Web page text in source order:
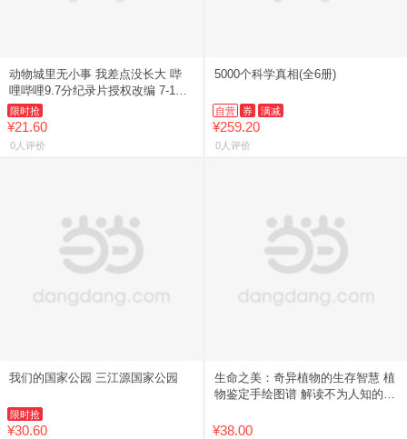
动物城里无小事 我差点没长大 哔
哩哔哩9.7分纪录片授权改编 7-12
岁儿童科普 课外阅读科学思维
限时抢
¥21.60
0人评价
5000个科学真相(全6册)
自营 券 满减
¥259.20
0人评价
我们的国家公园 三江源国家公园
限时抢
¥30.60
生命之美：奇异植物的生存智慧 植
物鉴定手绘图谱 解读不为人知的静
正版9787571000
¥38.00